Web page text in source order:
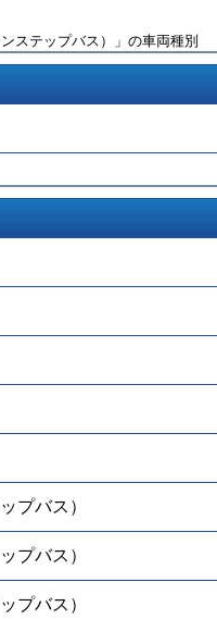
ステップバス）」の車両種別
プバス）
プバス）
プバス）